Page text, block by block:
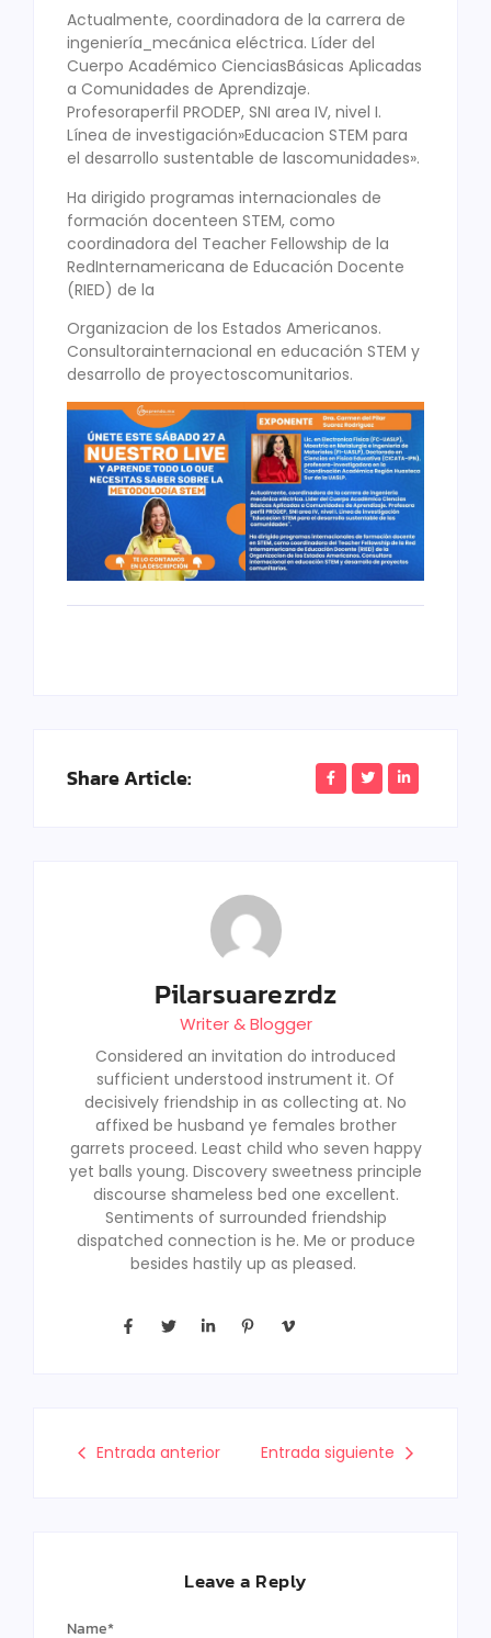
Actualmente, coordinadora de la carrera de
ingeniería_mecánica eléctrica. Líder del
Cuerpo Académico CienciasBásicas Aplicadas
a Comunidades de Aprendizaje.
Profesoraperfil PRODEP, SNI area IV, nivel I.
Línea de investigación»Educacion STEM para
el desarrollo sustentable de lascomunidades».
Ha dirigido programas internacionales de
formación docenteen STEM, como
coordinadora del Teacher Fellowship de la
RedInternamericana de Educación Docente
(RIED) de la
Organizacion de los Estados Americanos.
Consultorainternacional en educación STEM y
desarrollo de proyectoscomunitarios.
Share Article:
Pilarsuarezrdz
Writer & Blogger
Considered an invitation do introduced
sufficient understood instrument it. Of
decisively friendship in as collecting at. No
affixed be husband ye females brother
garrets proceed. Least child who seven happy
yet balls young. Discovery sweetness principle
discourse shameless bed one excellent.
Sentiments of surrounded friendship
dispatched connection is he. Me or produce
besides hastily up as pleased.
Entrada anterior Entrada siguiente
Leave a Reply
Name*